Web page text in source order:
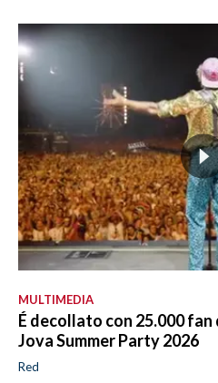
MULTIMEDIA
É decollato con 25.000
Jova Summer Party 2026
Red